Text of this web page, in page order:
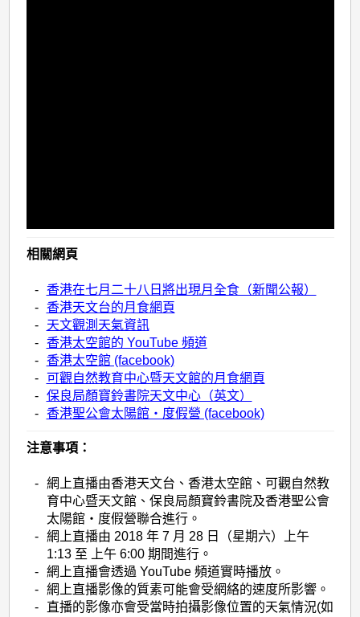
相關網頁
-
香港在七月二十八日將出現月全食（新聞公報）
-
香港天文台的月食網頁
-
天文觀測天氣資訊
-
香港太空館的 YouTube 頻道
-
香港太空館 (facebook)
-
可觀自然教育中心暨天文館的月食網頁
-
保良局顏寶鈴書院天文中心（英文）
-
香港聖公會太陽館‧度假營 (facebook)
注意事項：
-
網上直播由香港天文台、香港太空館、可觀自然教
育中心暨天文館、保良局顏寶鈴書院及香港聖公會
太陽館‧度假營聯合進行。
-
網上直播由 2018 年 7 月 28 日（星期六）上午
1:13 至 上午 6:00 期間進行。
-
網上直播會透過 YouTube 頻道實時播放。
-
網上直播影像的質素可能會受網絡的速度所影響。
-
直播的影像亦會受當時拍攝影像位置的天氣情況(如